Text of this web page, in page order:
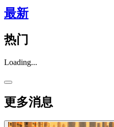
最新
热门
Loading...
更多消息